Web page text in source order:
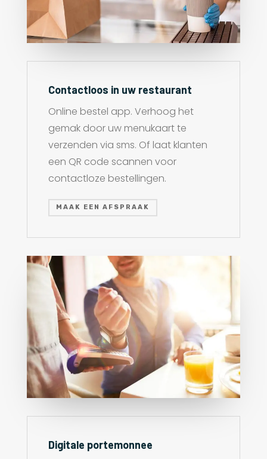
Contactloos in uw restaurant
Online bestel app. Verhoog het
gemak door uw menukaart te
verzenden via sms. Of laat klanten
een QR code scannen voor
contactloze bestellingen.
MAAK EEN AFSPRAAK
Digitale portemonnee